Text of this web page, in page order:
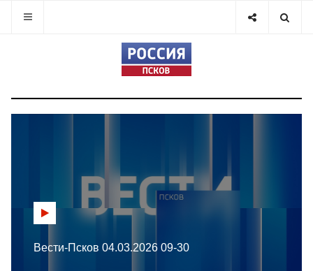
Вести-Псков 04.03.2026 09-30